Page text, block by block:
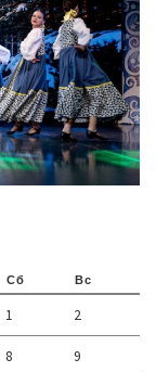
Сб Вс
1 2
8 9